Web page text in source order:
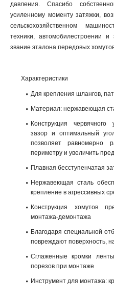
давления. Спасибо
усиленному моменту затяжки,
сельскохозяйственном
техники, автомобилестроении
звание эталона передовых
Характеристики
Для крепления шлангов,
Материал: нержавеющая
Конструкция
зазор и оптимальный
позволяет равномерно
периметру и увеличить
Плавная бесступенчатая
Нержавеющая сталь
крепление в агрессивных
Конструкция хомутов
монтажа-демонтажа
Благодаря специальной
повреждают поверхность,
Сглаженные кромки
порезов при монтаже
Инструмент для монтажа: